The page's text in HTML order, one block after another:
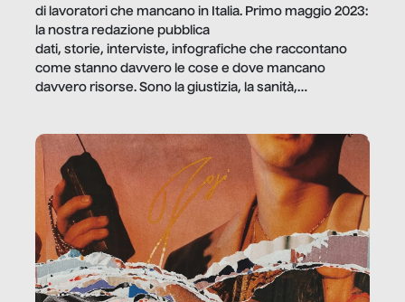
di lavoratori che mancano in Italia. Primo maggio 2023:
la nostra redazione pubblica
dati, storie, interviste, infografiche che raccontano
come stanno davvero le cose e dove mancano
davvero risorse. Sono la giustizia, la sanità,